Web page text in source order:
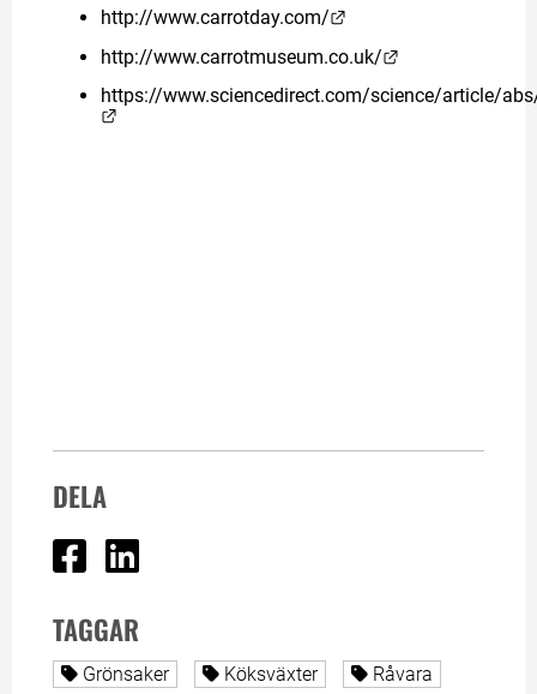
http://www.carrotday.com/
http://www.carrotmuseum.co.uk/
https://www.sciencedirect.com/science/article/
Länk till annan webbplats.
DELA
Dela på Facebook
TAGGAR
Alla sidor taggade med
Grönsaker Alla sidor taggade med
Köksväxter Alla sidor taggade
Råvara